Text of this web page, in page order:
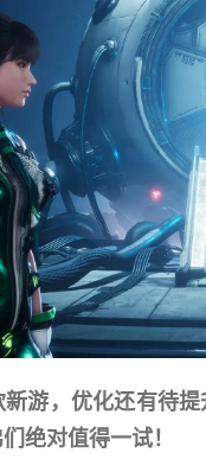
游，优化还有待
绝对值得一试！